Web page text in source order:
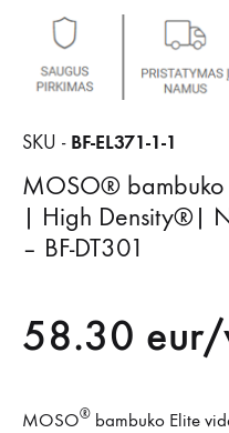
SKU - BF-EL371-1-1
MOSO® bambuko
| High Density®|
– BF-DT301
58.30 eur/
MOSO® bambuko Elite